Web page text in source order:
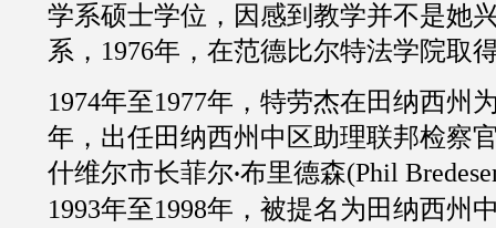
学系硕士学位，因感到教学并不是她
系， 1976年，在范德比尔特法学院取
1974年至1977年，特劳杰在田纳西州
年，出任田纳西州中区助理联邦检察
什维尔市长菲尔·布里德森(Phil
1993年至1998年，被提名为田纳西州